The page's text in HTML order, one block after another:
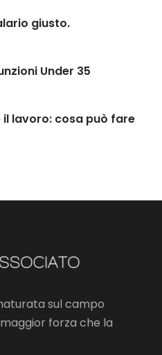
giusto.
Under 35
lavoro: cosa può fare
sul campo
forza che la